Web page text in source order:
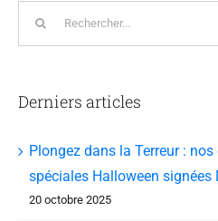
Rechercher:
Derniers articles
Plongez dans la Terreur :
spéciales Halloween signées
20 octobre 2025